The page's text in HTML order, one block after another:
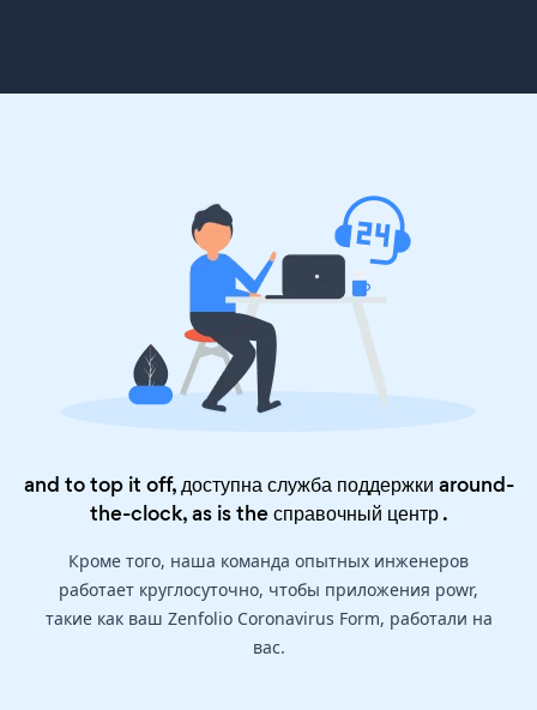
and to top it off, доступна служба поддержки around-
the-clock, as is theсправочный центр.
Кроме того, наша команда опытных инженеров
работает круглосуточно, чтобы приложения powr,
такие как ваш Zenfolio Coronavirus Form, работали на
вас.